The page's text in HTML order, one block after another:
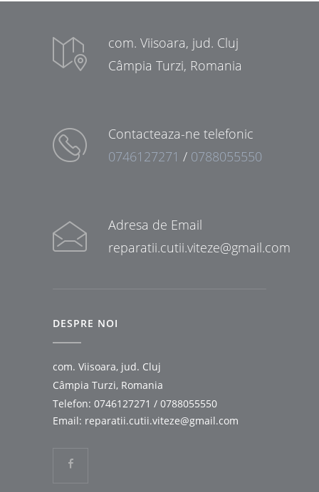
com. Viisoara, jud. Cluj
Câmpia Turzi, Romania
Contacteaza-ne telefonic
0746127271 / 0788055550
Adresa de Email
reparatii.cutii.viteze@gmail.com
DESPRE NOI
com. Viisoara, jud. Cluj
Câmpia Turzi, Romania
Telefon: 0746127271 / 0788055550
Email: reparatii.cutii.viteze@gmail.com